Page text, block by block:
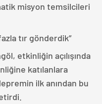
misyon temsilcileri
tır gönderdik”
etkinliğin açılışında
katılanlara
ilk anından bu